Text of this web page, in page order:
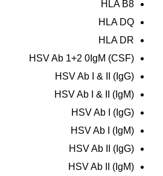
HLA B8
HLA DQ
HLA DR
HSV Ab 1+2 0IgM (CSF)
HSV Ab I & II (IgG)
HSV Ab I & II (IgM)
HSV Ab I (IgG)
HSV Ab I (IgM)
HSV Ab II (IgG)
HSV Ab II (IgM)